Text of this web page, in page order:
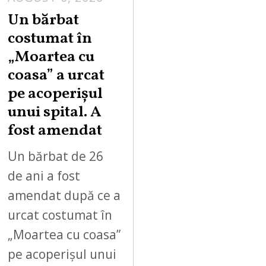
Un bărbat
costumat în
„Moartea cu
coasa” a urcat
pe acoperișul
unui spital. A
fost amendat
Un bărbat de 26
de ani a fost
amendat după ce a
urcat costumat în
„Moartea cu coasa”
pe acoperișul unui